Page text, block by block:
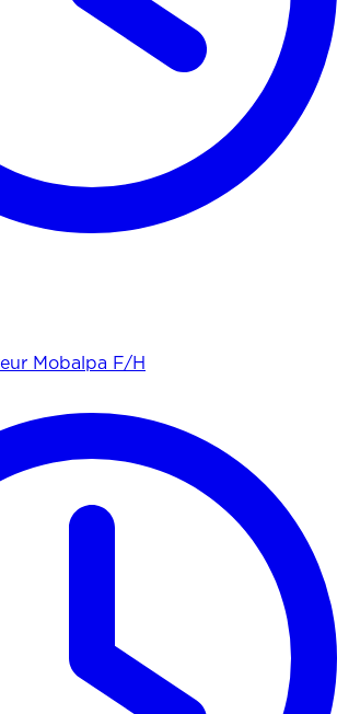
Mobalpa F/H